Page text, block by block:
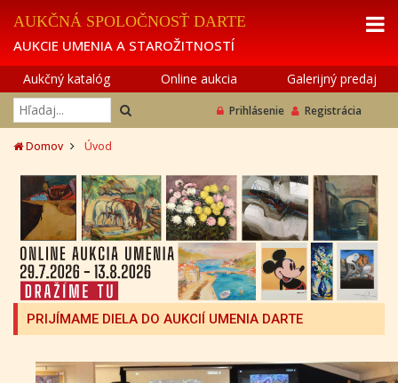
AUKČNÁ SPOLOČNOSŤ DARTE
AUKCIE UMENIA A STAROŽITNOSTÍ
Aukčný katalóg Online aukcia Galerijný predaj
Prihlásenie Registrácia
Domov Úvod
PRIJÍMAME DIELA DO AUKCIÍ UMENIA DARTE